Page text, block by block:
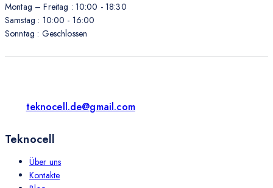
Montag – Freitag : 10:00 - 18:30
Samstag : 10:00 - 16:00
Sonntag : Geschlossen
teknocell.de@gmail.com
Teknocell
Über uns
Kontakte